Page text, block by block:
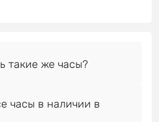
часы в наличии в